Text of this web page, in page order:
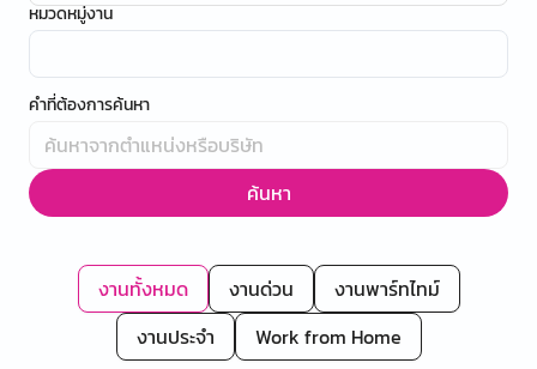
หมวดหมู่งาน
คำที่ต้องการค้นหา
ค้นหา
งานทั้งหมด งานด่วน
งานพาร์ทไทม์
งานประจำ
Work from Home